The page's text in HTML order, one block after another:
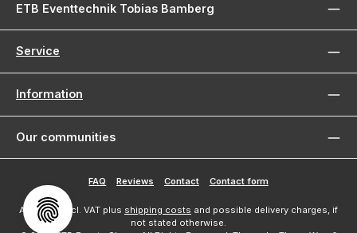
ETB Eventtechnik Tobias Bamberg
Service
Information
Our communities
FAQ Reviews Contact Contact form
All prices incl. VAT plus shipping costs and possible delivery charges, if
not stated otherwise.